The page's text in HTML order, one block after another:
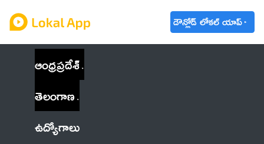
డౌన్లోడ్ లోకల్ యాప్
ఆంధ్రప్రదేశ్
తెలంగాణ
ఉద్యోగాలు